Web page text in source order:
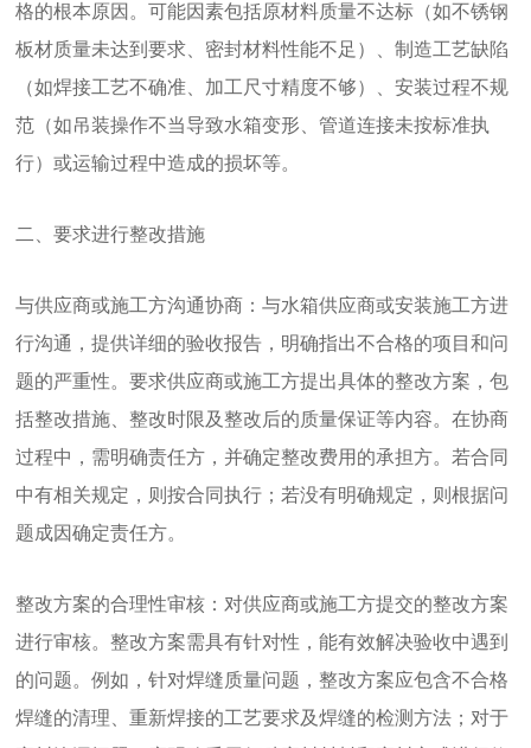
格的根本原因。可能因素包括原材料质量不达标（如不锈钢
板材质量未达到要求、密封材料性能不足）、制造工艺缺陷
（如焊接工艺不确准、加工尺寸精度不够）、安装过程不规
范（如吊装操作不当导致水箱变形、管道连接未按标准执
行）或运输过程中造成的损坏等。
二、要求进行整改措施
与供应商或施工方沟通协商：与水箱供应商或安装施工方进
行沟通，提供详细的验收报告，明确指出不合格的项目和问
题的严重性。要求供应商或施工方提出具体的整改方案，包
括整改措施、整改时限及整改后的质量保证等内容。在协商
过程中，需明确责任方，并确定整改费用的承担方。若合同
中有相关规定，则按合同执行；若没有明确规定，则根据问
题成因确定责任方。
整改方案的合理性审核：对供应商或施工方提交的整改方案
进行审核。整改方案需具有针对性，能有效解决验收中遇到
的问题。例如，针对焊缝质量问题，整改方案应包含不合格
焊缝的清理、重新焊接的工艺要求及焊缝的检测方法；对于